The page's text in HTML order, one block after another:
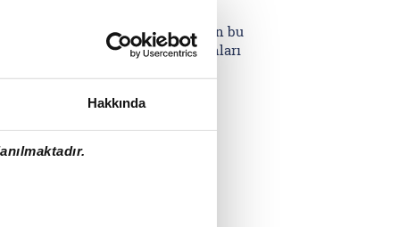
Hakkında
değilse gerçeğe yakın
tarafından daha çok takip edilen bu
gerçekleşen futbol maçı oyunları